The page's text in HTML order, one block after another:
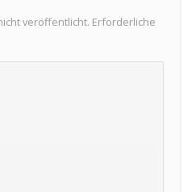
veröffentlicht. Erforderliche